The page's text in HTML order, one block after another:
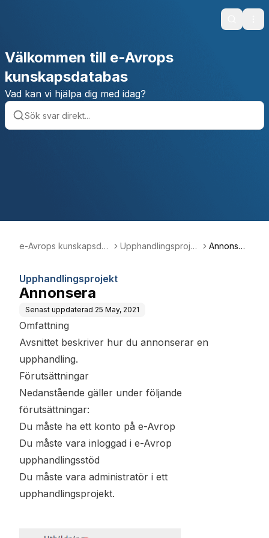
Search
Välkommen till e-Avrops
kunskapsdatabas
Vad kan vi hjälpa dig med idag?
e-Avrops kunskapsdat
Upphandlingsproje
Annonser
Upphandlingsprojekt
Annonsera
Senast uppdaterad 25 May, 2021
Omfattning
Avsnittet beskriver hur du annonserar en
upphandling.
Förutsättningar
Nedanstående gäller under följande
förutsättningar:
Du måste ha ett konto på e-Avrop
Du måste vara inloggad i e-Avrop
upphandlingsstöd
Du måste vara administratör i ett
upphandlingsprojekt.